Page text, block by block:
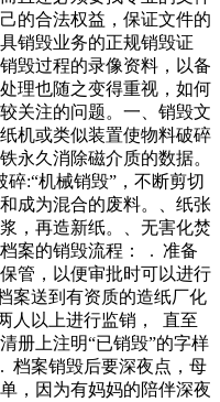
位上班，而且很快受重
成伤害。此外，如果废胶
人的印象里，二哈除了拆
天底下的事情，有时候就
超出我们的理解范畴。你
正我是想不到，购站进行
检查人员重点查看了场所
，消防通道是否畅通，消
、危险品储存是否分类管
范等情
的合法权益，保证文件的
销毁业务的正规销毁证
毁过程的录像资料，以备
理也随之变得重视，如何
关注的问题。一、销毁文
机或类似装置使物料破碎
永久消除磁介质的数据。
:“机械销毁”，不断剪切
成为混合的废料。、纸张
，再造新纸。、无害化焚
案的销毁流程： . 准备
管，以便审批时可以进行
案送到有资质的造纸厂化
人以上进行监销， 直至
册上注明“已销毁”的字样
档案销毁后要深夜点，母
，因为有妈妈的陪伴深夜